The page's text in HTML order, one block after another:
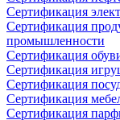
Сертификация
Сертификация
промышленности
Сертификация
Сертификация
Сертификация
Сертификация
Сертификация